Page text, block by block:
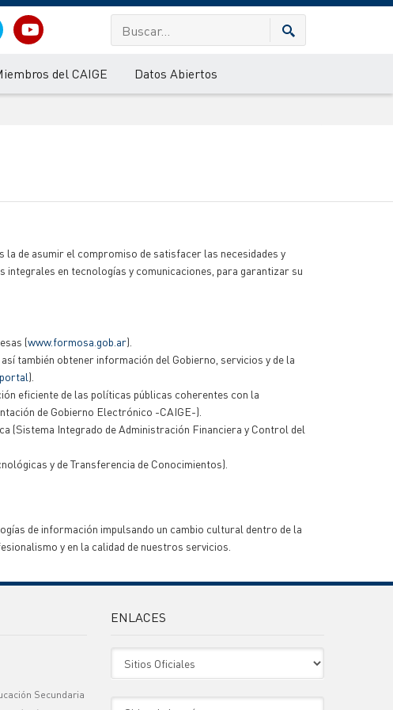
del CAIGE Datos Abiertos
la de asumir el compromiso de satisfacer las necesidades y
en tecnologías y comunicaciones, para garantizar su
(www.formosa.gob.ar).
también obtener información del Gobierno, servicios y de la
).
eficiente de las políticas públicas coherentes con la
de Gobierno Electrónico -CAIGE-).
(Sistema Integrado de Administración Financiera y Control del
y de Transferencia de Conocimientos).
de información impulsando un cambio cultural dentro de la
y en la calidad de nuestros servicios.
Secundaria
ENLACES